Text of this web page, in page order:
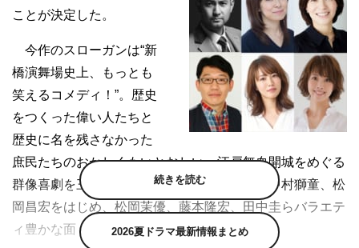
ことが決定した。
今作のスローガンは“新
橋演舞場史上、もっとも
笑えるコメディ！”。歴史
をつくった偉い人たちと
歴史に名を残さなかった
庶民たちのおかしくもいとおしい、江戸無血開城をめぐる
群像喜劇を三谷幸喜が書き下ろす。出演は、中村獅童、松
岡昌宏をはじめ、松岡茉優、藤本隆宏、田中圭らバラエテ
ィ豊かな面々が顔をそろえる。
続きを読む
2026夏ドラマ最新情報まとめ